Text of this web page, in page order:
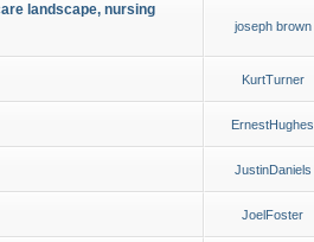
landscape, nursing
joseph brown
KurtTurner
ErnestHughes
JustinDaniels
JoelFoster